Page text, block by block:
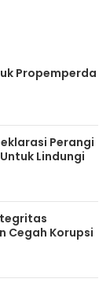
Propemperda
Perangi
Lindungi
Cegah Korupsi